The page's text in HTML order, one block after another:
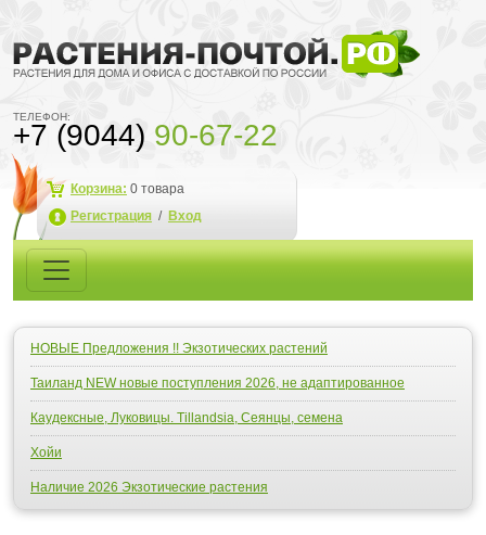
ТЕЛЕФОН:
+7 (9044) 90-67-22
Корзина: 0 товара
Регистрация / Вход
НОВЫЕ Предложения !! Экзотических растений
Таиланд NEW новые поступления 2026, не адаптированное
Каудексные, Луковицы. Tillandsia, Сеянцы, семена
Хойи
Наличие 2026 Экзотические растения